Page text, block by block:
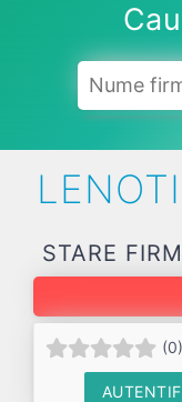
STARE
(0)